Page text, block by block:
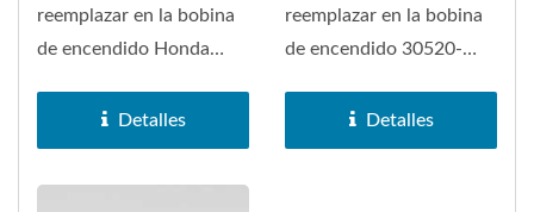
reemplazar en la bobina
de encendido Honda
La bobina de encendido...
Detalles
reemplazar en la bobina
de encendido 30520-
Detalles